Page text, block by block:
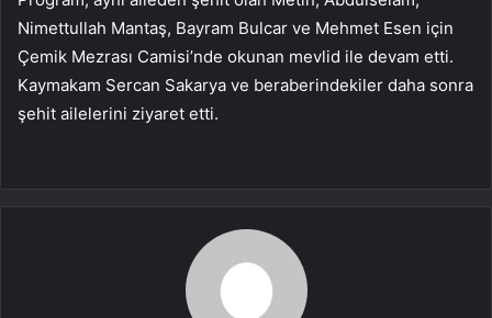
Nimettullah Mantaş, Bayram Bulcar ve Mehmet Esen için
Çemik Mezrası Camisi’nde okunan mevlid ile devam etti.
Kaymakam Sercan Sakarya ve beraberindekiler daha sonra
şehit ailelerini ziyaret etti.